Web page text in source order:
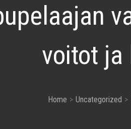
voitot ja
Home Uncategorized